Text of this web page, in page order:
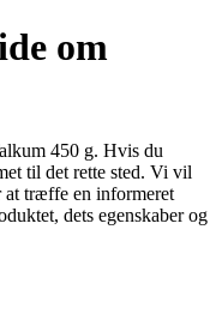
om
450 g. Hvis du
til det rette sted. Vi vil
at træffe en informeret
dets egenskaber og